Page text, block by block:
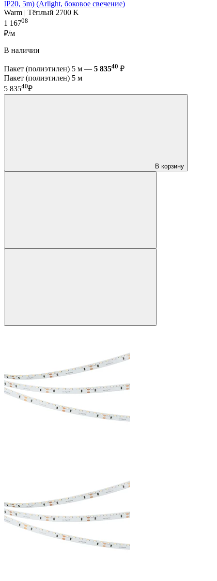
IP20, 5m) (Arlight, боковое свечение)
Warm | Тёплый 2700 K
1 16708
₽/м
В наличии
Пакет (полиэтилен) 5 м — 5 83540 ₽
Пакет (полиэтилен) 5 м
5 83540₽
В корзину